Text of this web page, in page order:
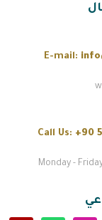
E-mail:
Call Us: +90
Monday -